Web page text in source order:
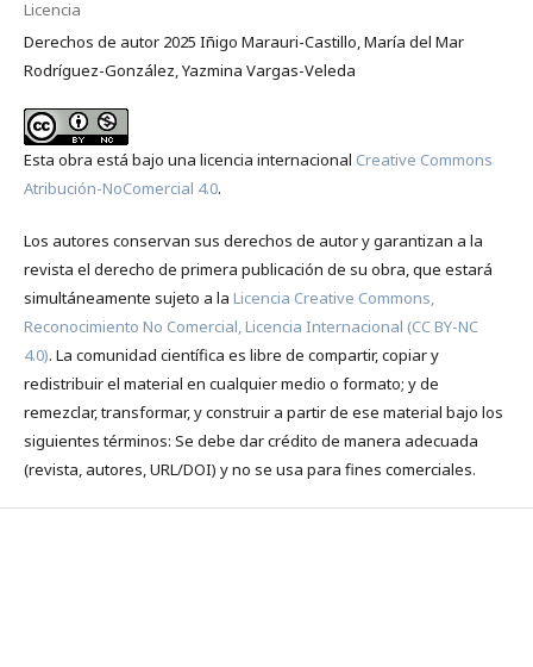
Licencia
Derechos de autor 2025 Iñigo Marauri-Castillo, María del Mar
Rodríguez-González, Yazmina Vargas-Veleda
Esta obra está bajo una licencia internacional Creative Commons
Atribución-NoComercial 4.0.
Los autores conservan sus derechos de autor y garantizan a la
revista el derecho de primera publicación de su obra, que estará
simultáneamente sujeto a la Licencia Creative Commons,
Reconocimiento No Comercial, Licencia Internacional (CC BY-NC
4.0). La comunidad científica es libre de compartir, copiar y
redistribuir el material en cualquier medio o formato; y de
remezclar, transformar, y construir a partir de ese material bajo los
siguientes términos: Se debe dar crédito de manera adecuada
(revista, autores, URL/DOI) y no se usa para fines comerciales.